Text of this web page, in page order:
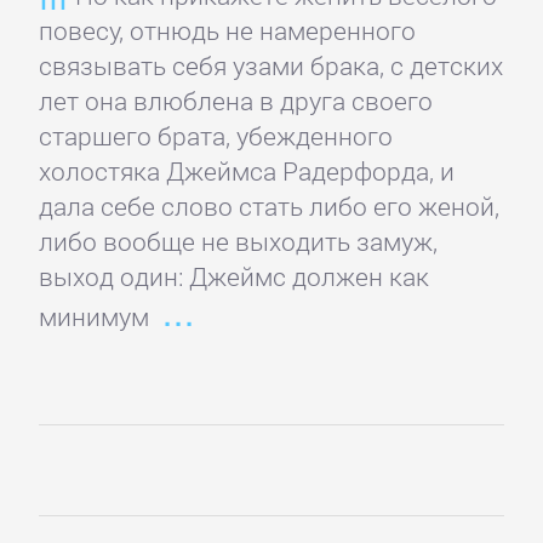
повесу, отнюдь не намеренного
связывать себя узами брака, с детских
лет она влюблена в друга своего
старшего брата, убежденного
холостяка Джеймса Радерфорда, и
дала себе слово стать либо его женой,
либо вообще не выходить замуж,
выход один: Джеймс должен как
минимум
детективы
Исторические
детективы
Классические
детективы
Крутой